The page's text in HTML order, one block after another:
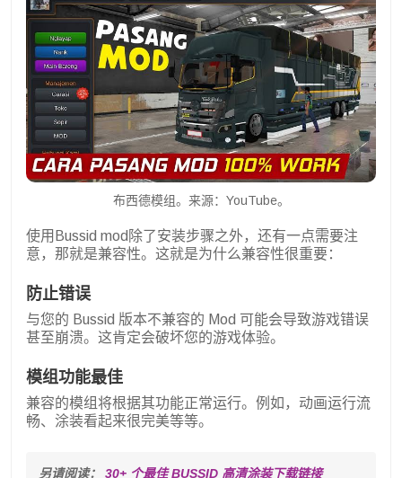
布西德模组。来源：YouTube。
使用Bussid mod除了安装步骤之外，还有一点需要注
意，那就是兼容性。这就是为什么兼容性很重要：
防止错误
与您的 Bussid 版本不兼容的 Mod 可能会导致游戏错误
甚至崩溃。这肯定会破坏您的游戏体验。
模组功能最佳
兼容的模组将根据其功能正常运行。例如，动画运行流
畅、涂装看起来很完美等等。
另请阅读： 30+ 个最佳 BUSSID 高清涂装下载链接